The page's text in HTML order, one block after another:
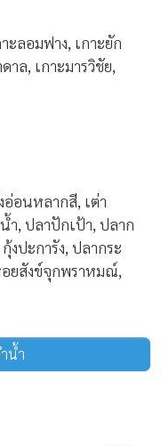
ะลอมฟาง, เกาะยัก
าล, เกาะมารวิชัย,
อ่อนหลากสี, เต่า
ำ, ปลาปักเป้า, ปลาก
งปะการัง, ปลากระ
ยสังข์จุกพราหมณ์,
น้ำ